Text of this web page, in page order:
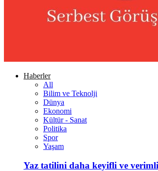
Haberler
All
Bilim ve Teknolji
Dünya
Ekonomi
Kültür - Sanat
Politika
Spor
Yaşam
Yaz tatilini daha keyifli ve